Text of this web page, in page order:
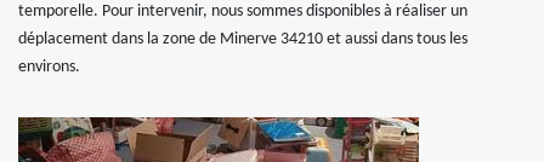
temporelle. Pour intervenir, nous sommes disponibles à réaliser un
déplacement dans la zone de Minerve 34210 et aussi dans tous les
environs.